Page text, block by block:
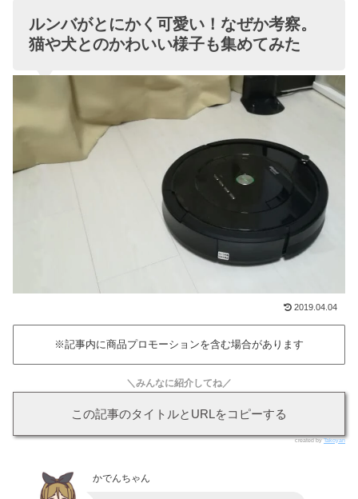
ルンバがとにかく可愛い！なぜか考察。
猫や犬とのかわいい様子も集めてみた
2019.04.04
※記事内に商品プロモーションを含む場合があります
＼みんなに紹介してね／
この記事のタイトルとURLをコピーする
created byTakoyan
かでんちゃん